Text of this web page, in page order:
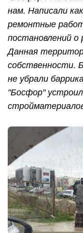
нам. Написали
ремонтные
постановлений о
Данная
собственности.
не убрали
"Босфор"